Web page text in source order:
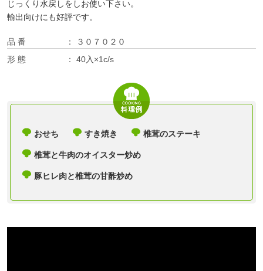
じっくり水戻しをしお使い下さい。
輸出向けにも好評です。
品 番
３０７０２０
形 態
40入×1c/s
おせち すき焼き 椎茸のステーキ
椎茸と牛肉のオイスター炒め
豚ヒレ肉と椎茸の甘酢炒め